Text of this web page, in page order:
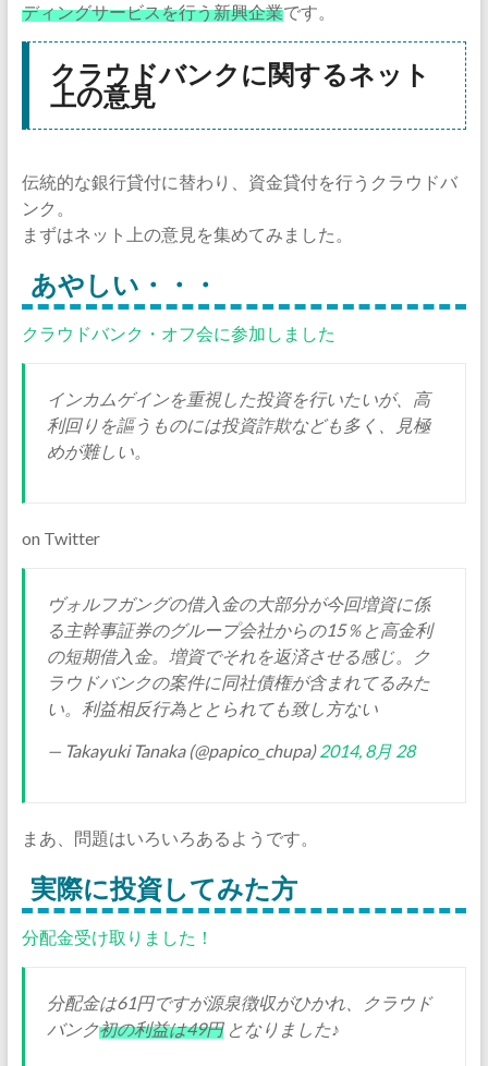
ディングサービスを行う新興企業です。
クラウドバンクに関するネット
上の意見
伝統的な銀行貸付に替わり、資金貸付を行うクラウドバ
ンク。
まずはネット上の意見を集めてみました。
あやしい・・・
クラウドバンク・オフ会に参加しました
インカムゲインを重視した投資を行いたいが、高
利回りを謳うものには投資詐欺なども多く、見極
めが難しい。
on Twitter
ヴォルフガングの借入金の大部分が今回増資に係
る主幹事証券のグループ会社からの15％と高金利
の短期借入金。増資でそれを返済させる感じ。ク
ラウドバンクの案件に同社債権が含まれてるみた
い。利益相反行為ととられても致し方ない
— Takayuki Tanaka (@papico_chupa) 2014, 8月 28
まあ、問題はいろいろあるようです。
実際に投資してみた方
分配金受け取りました！
分配金は61円ですが源泉徴収がひかれ、クラウド
バンク初の利益は49円となりました♪